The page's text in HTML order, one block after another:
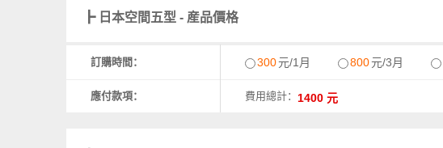
┣ 日本空間五型 - 産品價格
訂購時間： 300元/1月 800元/3月
應付款項： 費用總計：